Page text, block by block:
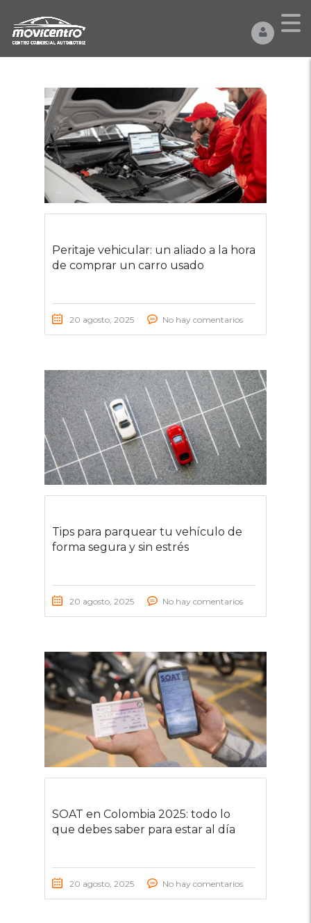
Peritaje vehicular: un aliado a la hora
de comprar un carro usado
20 agosto, 2025 No hay comentarios
Tips para parquear tu vehículo de
forma segura y sin estrés
20 agosto, 2025 No hay comentarios
SOAT en Colombia 2025: todo lo
que debes saber para estar al día
20 agosto, 2025 No hay comentarios